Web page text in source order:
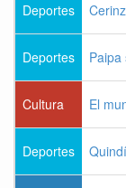
Deportes
Deportes
Cultura El
Deportes